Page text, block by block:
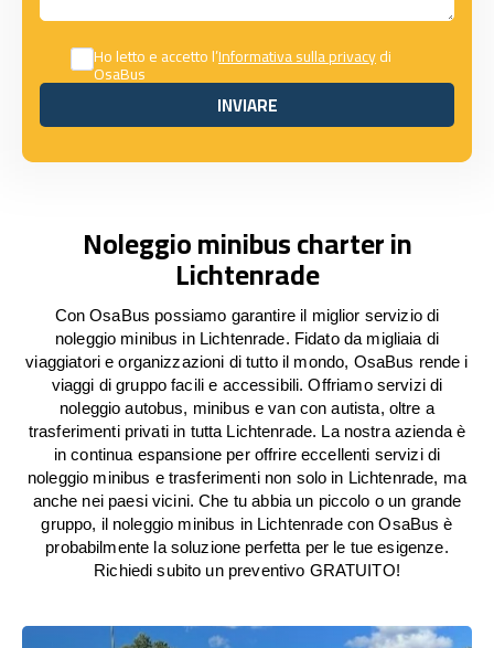
Ho letto e accetto l’Informativa sulla privacydi
OsaBus
INVIARE
INVIARE
Noleggio minibus charter in
Lichtenrade
Con OsaBus possiamo garantire il miglior servizio di
noleggio minibus in Lichtenrade. Fidato da migliaia di
viaggiatori e organizzazioni di tutto il mondo, OsaBus rende i
viaggi di gruppo facili e accessibili. Offriamo servizi di
noleggio autobus, minibus e van con autista, oltre a
trasferimenti privati in tutta Lichtenrade. La nostra azienda è
in continua espansione per offrire eccellenti servizi di
noleggio minibus e trasferimenti non solo in Lichtenrade, ma
anche nei paesi vicini. Che tu abbia un piccolo o un grande
gruppo, il noleggio minibus in Lichtenrade con OsaBus è
probabilmente la soluzione perfetta per le tue esigenze.
Richiedi subito un preventivo GRATUITO!